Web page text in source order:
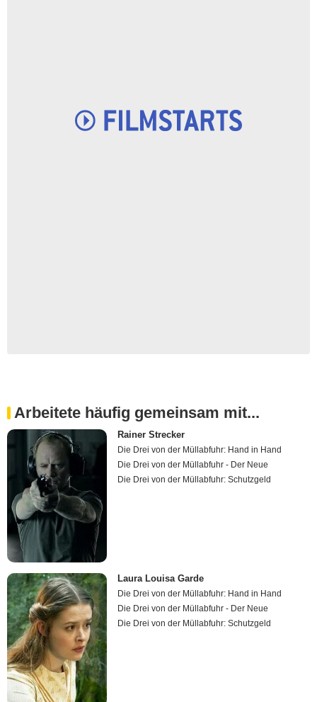
Arbeitete häufig gemeinsam mit...
Rainer Strecker
Die Drei von der Müllabfuhr: Hand in Hand
Die Drei von der Müllabfuhr - Der Neue
Die Drei von der Müllabfuhr: Schutzgeld
Laura Louisa Garde
Die Drei von der Müllabfuhr: Hand in Hand
Die Drei von der Müllabfuhr - Der Neue
Die Drei von der Müllabfuhr: Schutzgeld